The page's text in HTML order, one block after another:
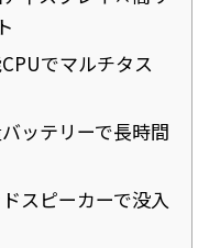
でマルチタス
ッテリーで長時間
スピーカーで没入